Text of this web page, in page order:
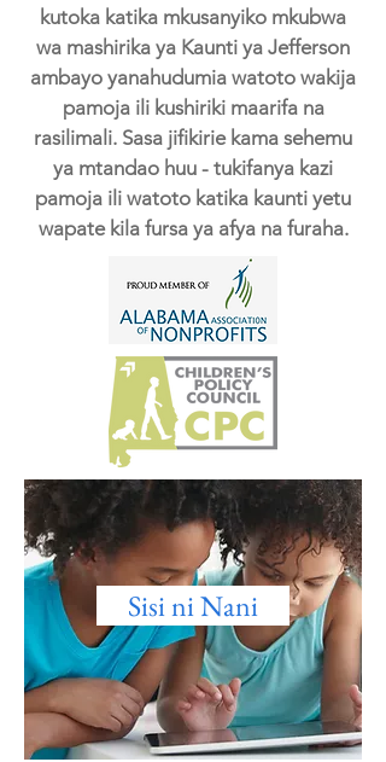
kutoka katika mkusanyiko mkubwa
wa mashirika ya Kaunti ya Jefferson
ambayo yanahudumia watoto wakija
pamoja ili kushiriki maarifa na
rasilimali. Sasa jifikirie kama sehemu
ya mtandao huu - tukifanya kazi
pamoja ili watoto katika kaunti yetu
wapate kila fursa ya afya na furaha.
Sisi ni Nani